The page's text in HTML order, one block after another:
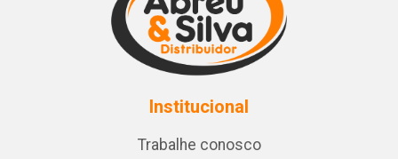
Institucional
Trabalhe conosco